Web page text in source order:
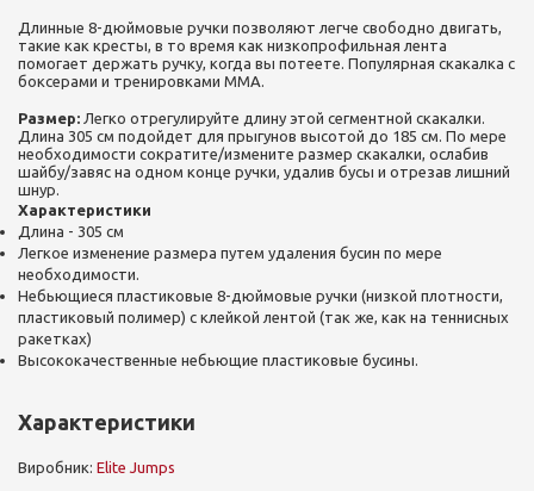
Длинные 8-дюймовые ручки позволяют легче свободно двигать,
такие как кресты, в то время как низкопрофильная лента
помогает держать ручку, когда вы потеете. Популярная скакалка с
боксерами и тренировками ММА.
Размер: Легко отрегулируйте длину этой сегментной скакалки.
Длина 305 см подойдет для прыгунов высотой до 185 см. По мере
необходимости сократите/измените размер скакалки, ослабив
шайбу/завяс на одном конце ручки, удалив бусы и отрезав лишний
шнур.
Характеристики
Длина - 305 см
Легкое изменение размера путем удаления бусин по мере
необходимости.
Небьющиеся пластиковые 8-дюймовые ручки (низкой плотности,
пластиковый полимер) с клейкой лентой (так же, как на теннисных
ракетках)
Высококачественные небьющие пластиковые бусины.
Характеристики
Виробник: Elite Jumps